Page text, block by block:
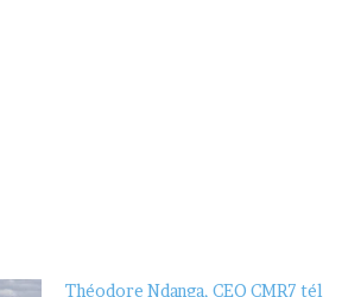
Théodore Ndanga, CEO CMR7 tél